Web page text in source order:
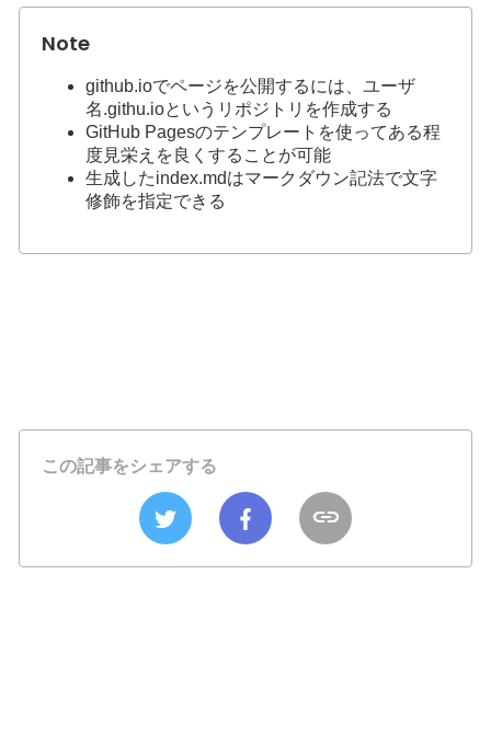
github.ioでページを公開するには、ユーザ
名.githu.ioというリポジトリを作成する
GitHub Pagesのテンプレートを使ってある程
度見栄えを良くすることが可能
生成したindex.mdはマークダウン記法で文字
修飾を指定できる
この記事をシェアする